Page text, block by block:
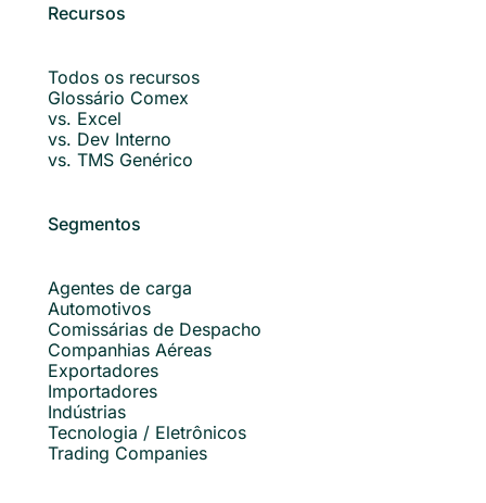
Recursos
Todos os recursos
Glossário Comex
vs. Excel
vs. Dev Interno
vs. TMS Genérico
Segmentos
Agentes de carga
Automotivos
Comissárias de Despacho
Companhias Aéreas
Exportadores
Importadores
Indústrias
Tecnologia / Eletrônicos
Trading Companies